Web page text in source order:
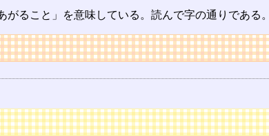
がること」を意味している。読んで字の通りである